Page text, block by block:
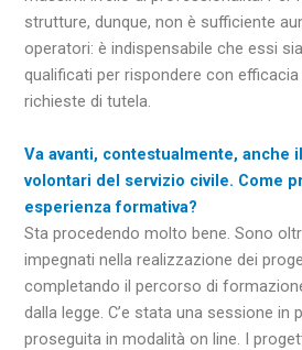
strutture, dunque, non è sufficiente
operatori: è indispensabile che essi
qualificati per rispondere con
richieste di tutela.
Va avanti, contestualmente, anche
volontari del servizio civile. Come
esperienza formativa?
Sta procedendo molto bene. Sono
impegnati nella realizzazione dei
completando il percorso di
dalla legge. C’e stata una sessione in
proseguita in modalità on line. I